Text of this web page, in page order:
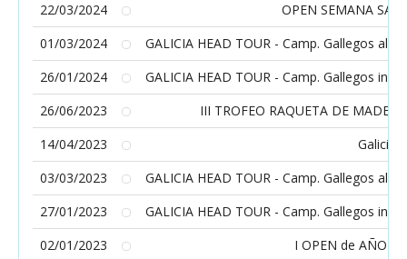
22/03/2024
OPEN SEMANA
01/03/2024
GALICIA HEAD TOUR - Camp. Gallegos
26/01/2024
GALICIA HEAD TOUR - Camp. Gallegos
26/06/2023
III TROFEO RAQUETA DE
14/04/2023
Galicia
03/03/2023
GALICIA HEAD TOUR - Camp. Gallegos
27/01/2023
GALICIA HEAD TOUR - Camp. Gallegos
02/01/2023
I OPEN de AÑO